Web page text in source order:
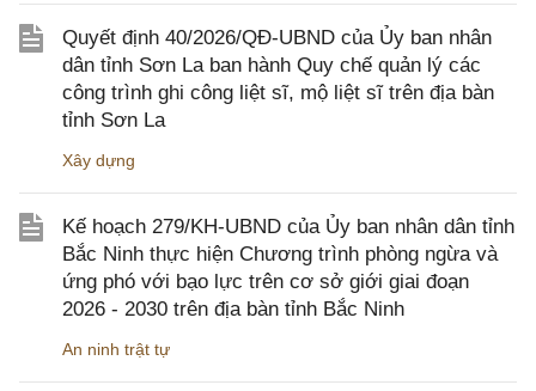
Quyết định 40/2026/QĐ-UBND của Ủy ban nhân
dân tỉnh Sơn La ban hành Quy chế quản lý các
công trình ghi công liệt sĩ, mộ liệt sĩ trên địa bàn
tỉnh Sơn La
Xây dựng
Kế hoạch 279/KH-UBND của Ủy ban nhân dân tỉnh
Bắc Ninh thực hiện Chương trình phòng ngừa và
ứng phó với bạo lực trên cơ sở giới giai đoạn
2026 - 2030 trên địa bàn tỉnh Bắc Ninh
An ninh trật tự